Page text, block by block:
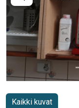
Kaikki kuvat